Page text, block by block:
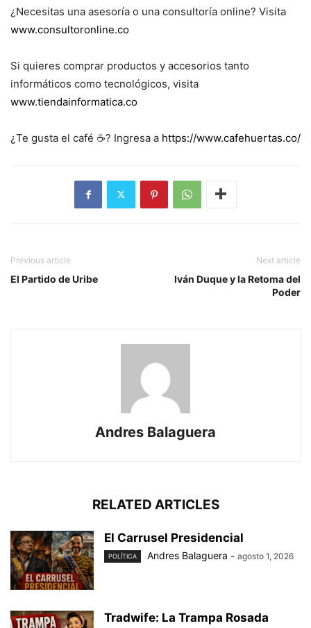
¿Necesitas una asesoría o una consultoría online? Visita
www.consultoronline.co
Si quieres comprar productos y accesorios tanto
informáticos como tecnológicos, visita
www.tiendainformatica.co
¿Te gusta el café ☕️? Ingresa a https://www.cafehuertas.co/
Previous article
El Partido de Uribe
Next article
Iván Duque y la Retoma del
Poder
Andres Balaguera
RELATED ARTICLES
El Carrusel Presidencial
POLÍTICA Andres Balaguera - agosto 1, 2026
Tradwife: La Trampa Rosada